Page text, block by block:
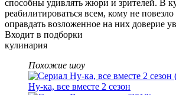
способны удивлять жюри и зрителей. В
реабилитироваться всем, кому не
оправдать возложенное на них доверие
Входит в подборки
кулинария
Похожие шоу
Ну-ка, все вместе 2 сезон